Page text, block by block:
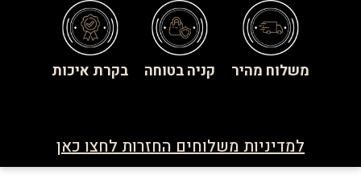
משלוח מהיר קניה בטוחה בקרת איכות
למדיניות משלוחים החזרות לחצו כאן